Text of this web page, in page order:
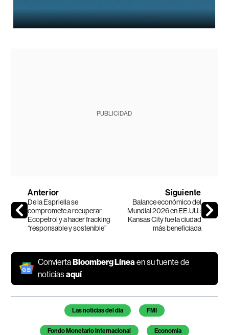
PUBLICIDAD
Anterior
De la Espriella se
compromete a recuperar
Ecopetrol y a hacer fracking
“responsable y sostenible”
Siguiente
Balance económico del
Mundial 2026 en EE.UU.:
Kansas City fue la ciudad
más beneficiada
ConviertaBloomberg Línea en su fuente de
noticiasaquí
Temas de este artículo
Las noticias del día FMI
Fondo Monetario Internacional Economía